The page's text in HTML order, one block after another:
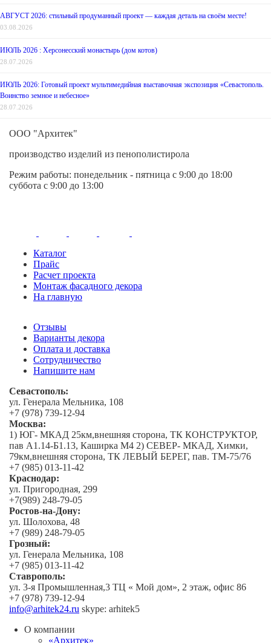
АВГУСТ 2026: стильный продуманный проект — каждая деталь на своём месте!
03.08.2026
ИЮЛЬ 2026 : Херсонесский монастырь (дом котов)
28.07.2026
ИЮЛЬ 2026: Готовый проект мультимедийная выставочная экспозиция «Севастополь.
Воинство земное и небесное»
28.07.2026
ООО "Архитек"
производство изделий из пенополистирола
Режим работы: понедельник - пятница с 9:00 до 18:00
суббота с 9:00 до 13:00
Каталог
Прайс
Расчет проекта
Монтаж фасадного декора
На главную
Отзывы
Варианты декора
Оплата и доставка
Сотрудничество
Напишите нам
Севастополь:
ул. Генерала Мельника, 108
+7 (978) 739-12-94
Москва:
1) ЮГ- МКАД 25км,внешняя сторона, ТК КОНСТРУКТОР,
пав А1.14-Б1.13, Каширка М4 2) СЕВЕР- МКАД, Химки,
79км,внешняя сторона, ТК ЛЕВЫЙ БЕРЕГ, пав. ТМ-75/76
+7 (985) 013-11-42
Краснодар:
ул. Пригородная, 299
+7(989) 248-79-05
Ростов-на-Дону:
ул. Шолохова, 48
+7 (989) 248-79-05
Грозный:
ул. Генерала Мельника, 108
+7 (985) 013-11-42
Ставрополь:
ул. 3-я Промышленная,3 ТЦ « Мой дом», 2 этаж, офис 86
+7 (978) 739-12-94
info@arhitek24.ru skype: arhitek5
О компании
«Архитек»